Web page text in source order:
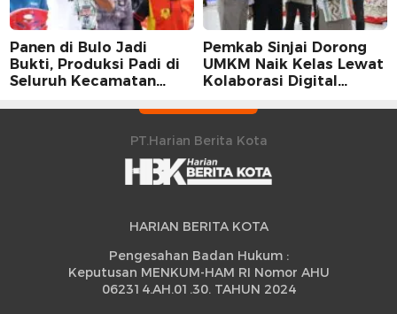
Panen di Bulo Jadi
Bukti, Produksi Padi di
Seluruh Kecamatan
Peningkatan
Pemkab Sinjai Dorong
UMKM Naik Kelas Lewat
Kolaborasi Digital
PT.Harian Berita Kota
HARIAN BERITA KOTA
Pengesahan Badan Hukum :
Keputusan MENKUM-HAM RI Nomor AHU
062314.AH.01.30. TAHUN 2024